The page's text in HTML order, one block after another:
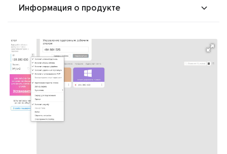
Информация о продукте
Стоимость
Альтернативы
Отзывы